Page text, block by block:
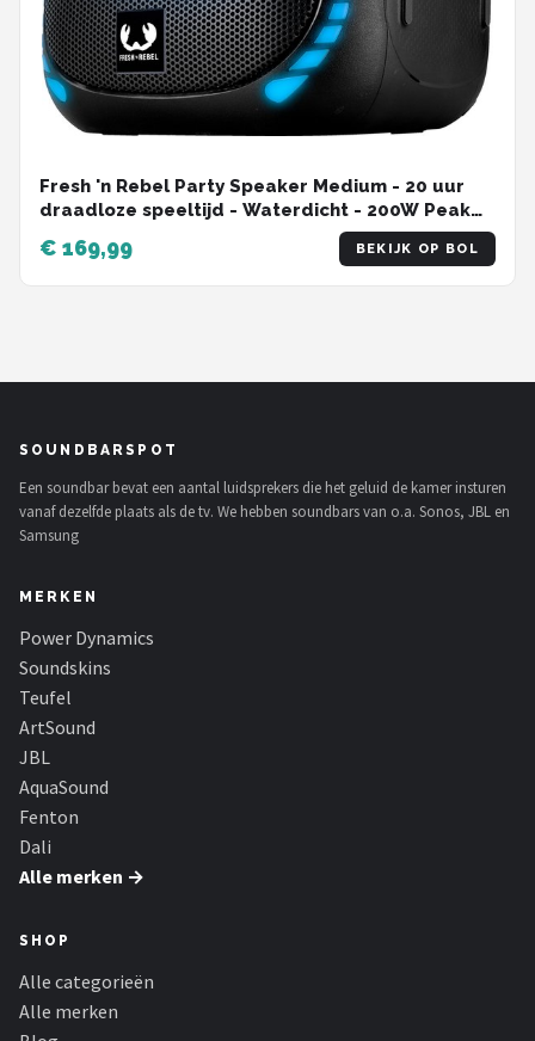
Fresh 'n Rebel Party Speaker Medium - 20 uur
draadloze speeltijd - Waterdicht - 200W Peak
€ 169,99 BEKIJK OP BOL
SOUNDBARSPOT
Een soundbar bevat een aantal luidsprekers die het geluid de kamer insturen
vanaf dezelfde plaats als de tv. We hebben soundbars van o.a. Sonos, JBL en
Samsung
MERKEN
Power Dynamics
Soundskins
Teufel
ArtSound
JBL
AquaSound
Fenton
Dali
Alle merken →
SHOP
Alle categorieën
Alle merken